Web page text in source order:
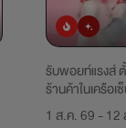
ยอดนิยมมาใหม่
รับพอยท์แรงส์
ร้านค้าในเครือ
1 ส.ค. 69 - 12